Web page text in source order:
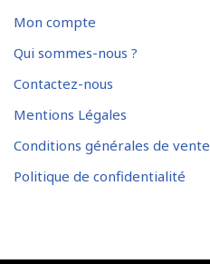
Mon compte
Qui sommes-nous ?
Contactez-nous
Mentions Légales
Conditions générales de vente
Politique de confidentialité